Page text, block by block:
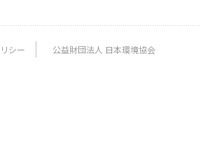
シー 公益財団法人 日本環境協会